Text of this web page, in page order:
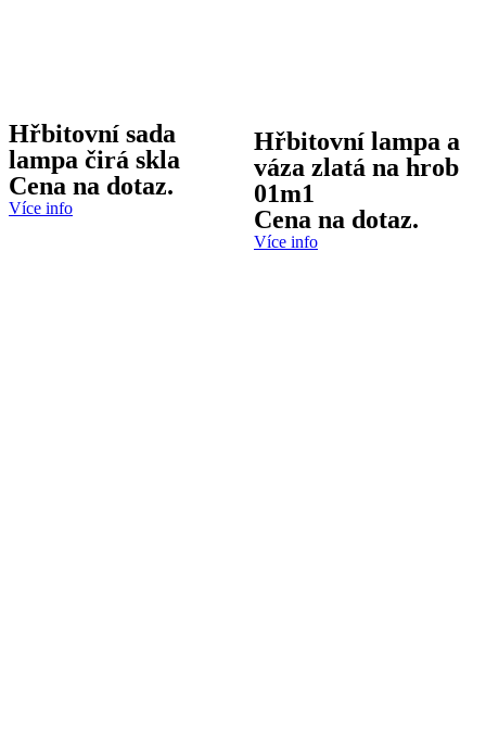
Hřbitovní sada
lampa čirá skla
Cena na dotaz.
Více info
Hřbitovní lampa a
váza zlatá na hrob
01m1
Cena na dotaz.
Více info